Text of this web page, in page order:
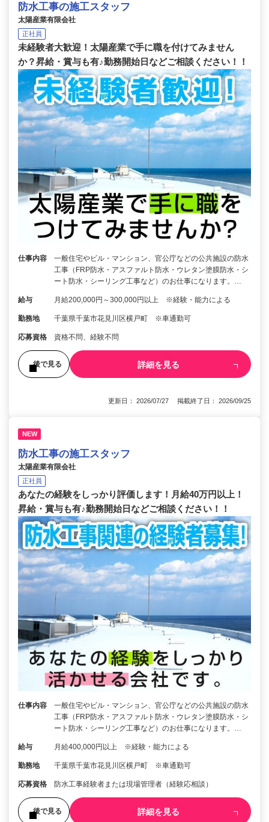
防水工事の施工スタッフ
太陽産業有限会社
正社員
未経験者大歓迎！太陽産業で手に職を付けてみません
か？昇給・賞与も有♪勤務開始日などご相談ください！！
仕事内容
一般住宅やビル・マンション、官公庁などの公共施設の防水
工事（FRP防水・アスファルト防水・ウレタン塗膜防水・シ
ート防水・シーリング工事など）のお仕事になります。…
給与 月給200,000円～300,000円以上 ※経験・能力による
勤務地 千葉県千葉市花見川区横戸町 ※車通勤可
応募資格 資格不問、経験不問
後で見る 詳細を見る
更新日： 2026/07/27 掲載終了日： 2026/09/25
NEW
防水工事の施工スタッフ
太陽産業有限会社
正社員
あなたの経験をしっかり評価します！月給40万円以上！
昇給・賞与も有♪勤務開始日などご相談ください！！
仕事内容
一般住宅やビル・マンション、官公庁などの公共施設の防水
工事（FRP防水・アスファルト防水・ウレタン塗膜防水・シ
ート防水・シーリング工事など）のお仕事になります。…
給与 月給400,000円以上 ※経験・能力による
勤務地 千葉県千葉市花見川区横戸町 ※車通勤可
応募資格 防水工事経験者または現場管理者（経験応相談）
後で見る 詳細を見る